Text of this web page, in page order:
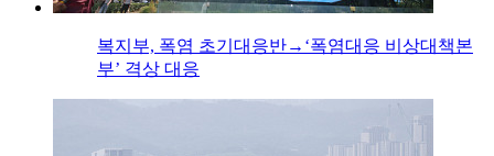
복지부, 폭염 초기대응반→‘폭염대응 비상대책본
부’ 격상 대응